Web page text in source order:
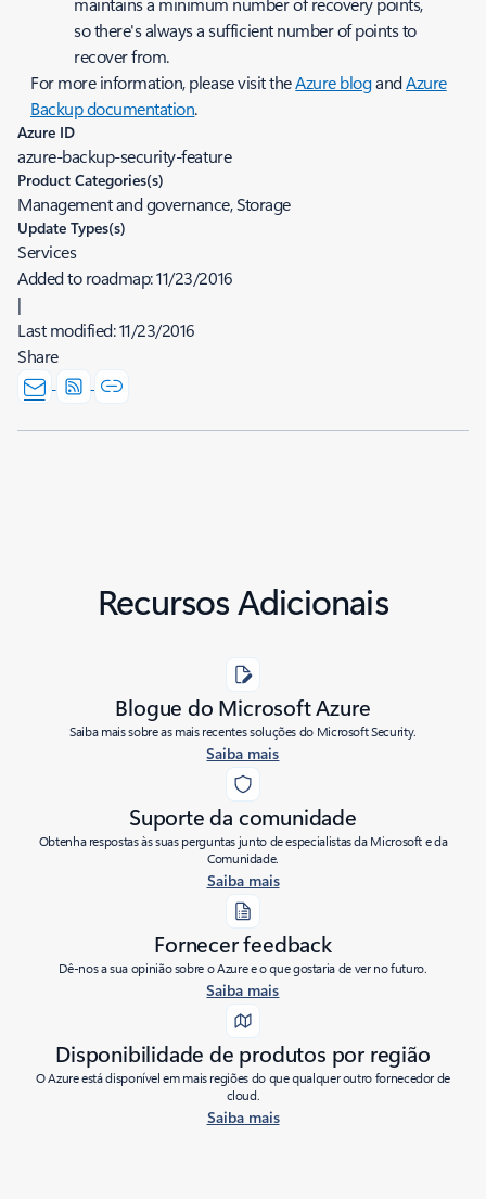
so there's always a sufficient number of points to
recover from.
For more information, please visit theAzure blogandAzure
Backup documentation.
Azure ID
azure-backup-security-feature
Product Categories(s)
Management and governance, Storage
Update Types(s)
Services
Added to roadmap:11/23/2016
|
Last modified:11/23/2016
Share
Recursos Adicionais
Blogue do Microsoft Azure
Saiba mais sobre as mais recentes soluções do Microsoft Security.
Saiba mais
Suporte da comunidade
Obtenha respostas às suas perguntas junto de especialistas da Microsoft e da
Comunidade.
Saiba mais
Fornecer feedback
Dê-nos a sua opinião sobre o Azure e o que gostaria de ver no futuro.
Saiba mais
Disponibilidade de produtos por região
O Azure está disponível em mais regiões do que qualquer outro fornecedor de
cloud.
Saiba mais